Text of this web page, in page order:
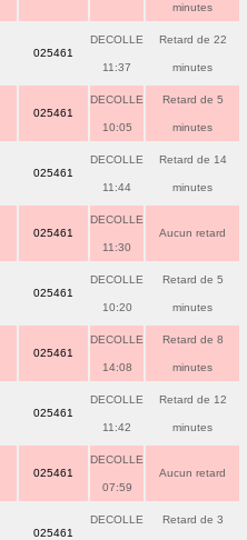
minutes
025461
DECOLLE
11:37
Retard de 22
minutes
025461
DECOLLE
10:05
Retard de 5
minutes
025461
DECOLLE
11:44
Retard de 14
minutes
025461
DECOLLE
11:30
Aucun retard
025461
DECOLLE
10:20
Retard de 5
minutes
025461
DECOLLE
14:08
Retard de 8
minutes
025461
DECOLLE
11:42
Retard de 12
minutes
025461
DECOLLE
07:59
Aucun retard
025461
DECOLLE Retard de 3